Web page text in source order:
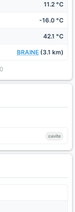
11.2 °C
-16.0 °C
42.1 °C
BRAINE (3.1 km)
cavite